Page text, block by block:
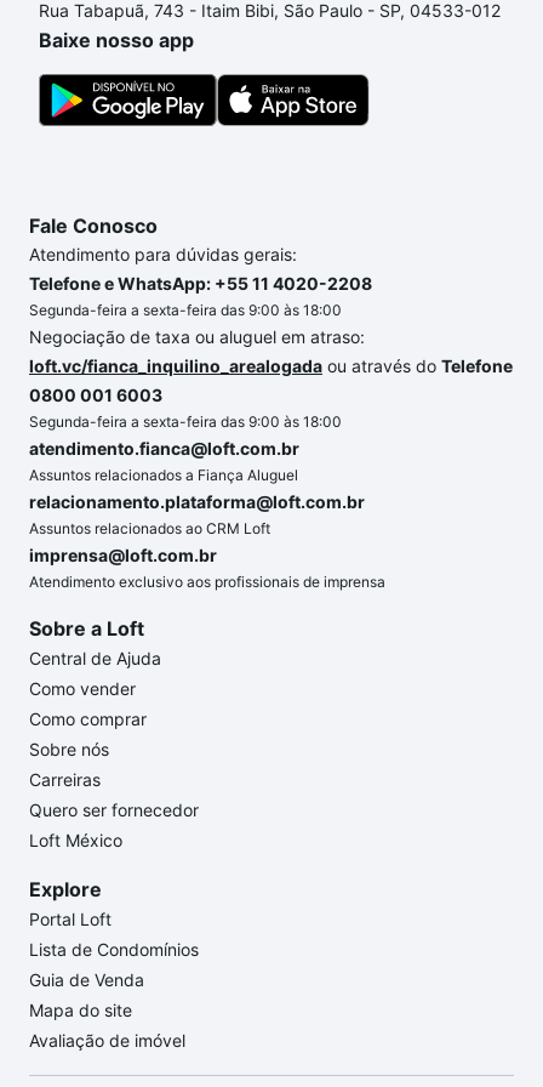
um apartamento
e conte com a gente para comprar
o imóvel dos seus sonhos com segurança e
conforto. Loft, com você até as chaves.
Rua Tabapuã, 743 - Itaim Bibi, São Paulo - SP, 04533-012
Baixe nosso app
Fale Conosco
Atendimento para dúvidas gerais:
Telefone e WhatsApp: +55 11 4020-2208
Segunda-feira a sexta-feira das 9:00 às 18:00
Negociação de taxa ou aluguel em atraso:
loft.vc/fianca_inquilino_arealogada ou através do Telefone
0800 001 6003
Segunda-feira a sexta-feira das 9:00 às 18:00
atendimento.fianca@loft.com.br
Assuntos relacionados a Fiança Aluguel
relacionamento.plataforma@loft.com.br
Assuntos relacionados ao CRM Loft
imprensa@loft.com.br
Atendimento exclusivo aos profissionais de imprensa
Sobre a Loft
Central de Ajuda
Como vender
Como comprar
Sobre nós
Carreiras
Quero ser fornecedor
Loft México
Explore
Portal Loft
Lista de Condomínios
Guia de Venda
Mapa do site
Avaliação de imóvel